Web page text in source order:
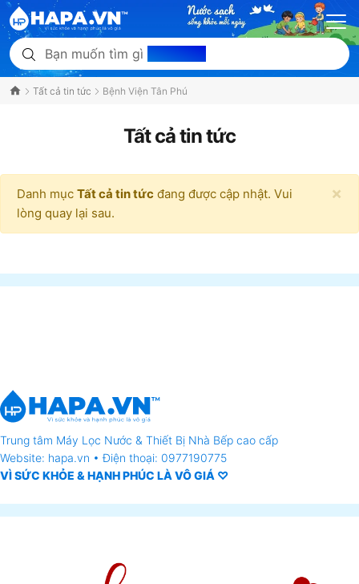
Bạn muốn tìm gì hôm nay?
Tất cả tin tức Bệnh Viện Tân Phú
Tất cả tin tức
×
Danh mục Tất cả tin tức đang được cập nhật. Vui
lòng quay lại sau.
Trung tâm Máy Lọc Nước & Thiết Bị Nhà Bếp cao cấp
Website: hapa.vn • Điện thoại: 0977190775
VÌ SỨC KHỎE & HẠNH PHÚC LÀ VÔ GIÁ ♡